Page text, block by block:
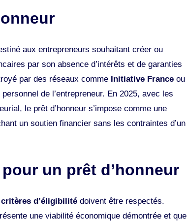
aux entrepreneurs souhaitant créer ou
par son absence d’intérêts et de garanties
par des réseaux comme Initiative France ou
de l’entrepreneur. En 2025, avec les
le prêt d’honneur s’impose comme une
un soutien financier sans les contraintes d’un
un prêt d’honneur
critères d’éligibilité doivent être respectés.
une viabilité économique démontrée et que